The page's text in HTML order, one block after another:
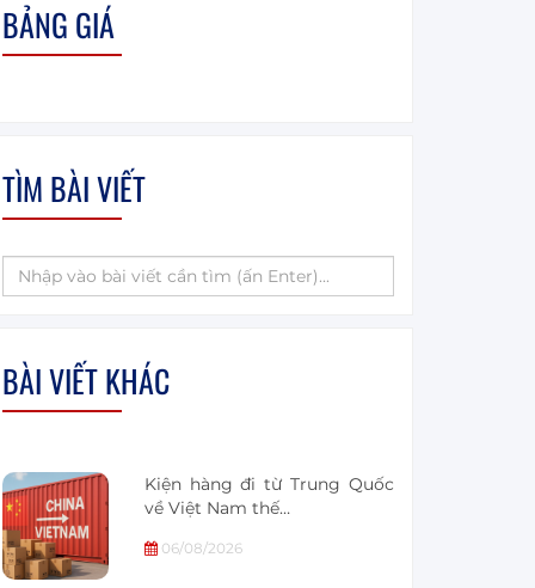
BẢNG GIÁ
TÌM BÀI VIẾT
BÀI VIẾT KHÁC
Kiện hàng đi từ Trung Quốc
về Việt Nam thế…
06/08/2026